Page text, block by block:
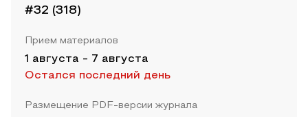
#32 (318)
Прием материалов
1 августа - 7 августа
Остался последний день
Размещение PDF-версии журнала